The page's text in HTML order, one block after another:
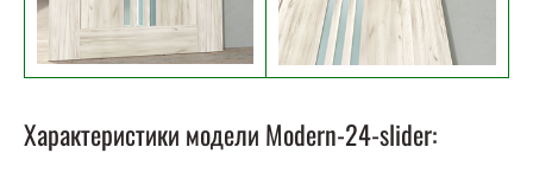
Характеристики модели Modern-24-slider: